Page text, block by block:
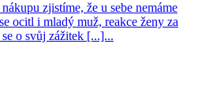
zjistíme, že u sebe nemáme
ocitl i mladý muž, reakce ženy za
o svůj zážitek [...]...